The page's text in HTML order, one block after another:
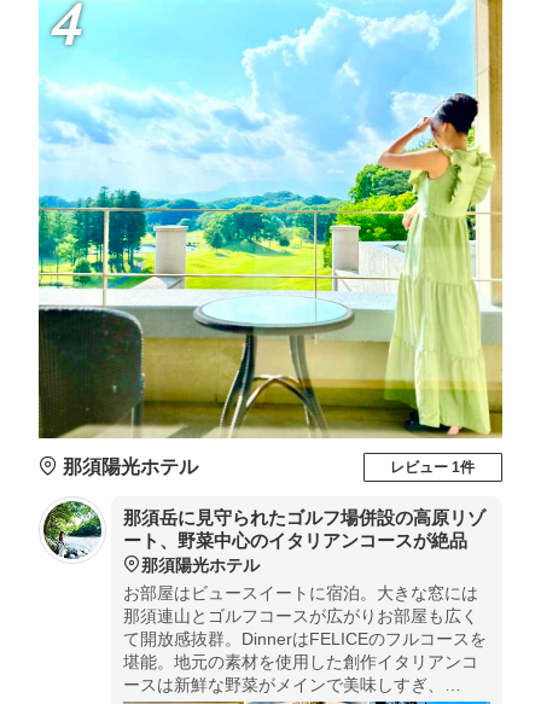
4
那須陽光ホテル レビュー 1件
那須岳に見守られたゴルフ場併設の高原リゾ
ート、野菜中心のイタリアンコースが絶品
那須陽光ホテル
お部屋はビュースイートに宿泊。大きな窓には
那須連山とゴルフコースが広がりお部屋も広く
て開放感抜群。DinnerはFELICEのフルコースを
堪能。地元の素材を使用した創作イタリアンコ
ースは新鮮な野菜がメインで美味しすぎ、